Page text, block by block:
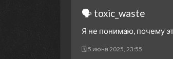
🗣 toxic_waste
Я не понимаю, почему
🗓 5 июня 2025, 23:55